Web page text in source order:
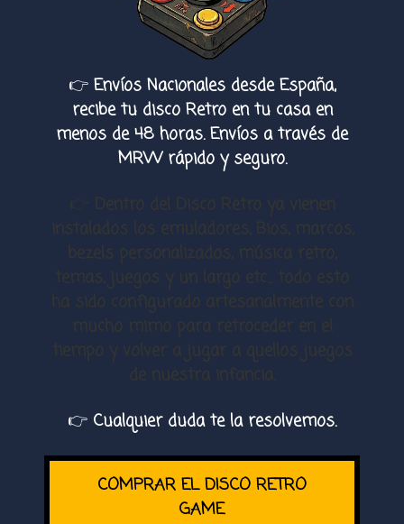
👉 Envíos Nacionales desde España,
recibe tu disco Retro en tu casa en
menos de 48 horas. Envíos a través de
MRW rápido y seguro.
👉 Cualquier duda te la resolvemos.
COMPRAR EL DISCO RETRO
GAME